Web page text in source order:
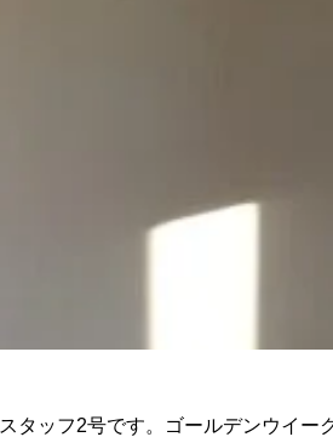
スタッフ2号です。ゴールデンウイー